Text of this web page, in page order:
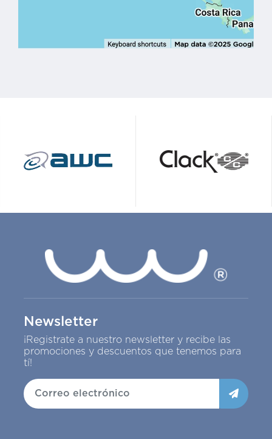
Newsletter
¡Registrate a nuestro newsletter y recibe las
promociones y descuentos que tenemos para
tí!